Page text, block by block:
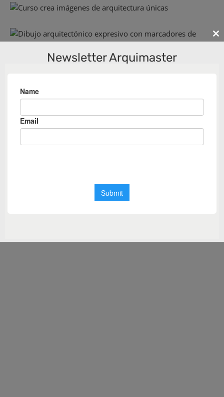
Newsletter Arquimaster